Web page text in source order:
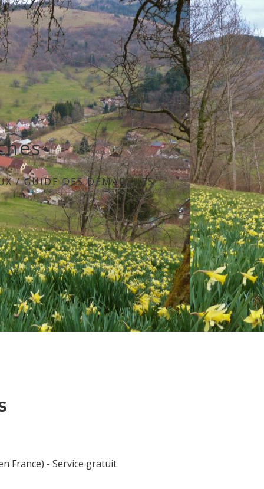
/GUIDE DES DÉMARCHES
France) - Service gratuit